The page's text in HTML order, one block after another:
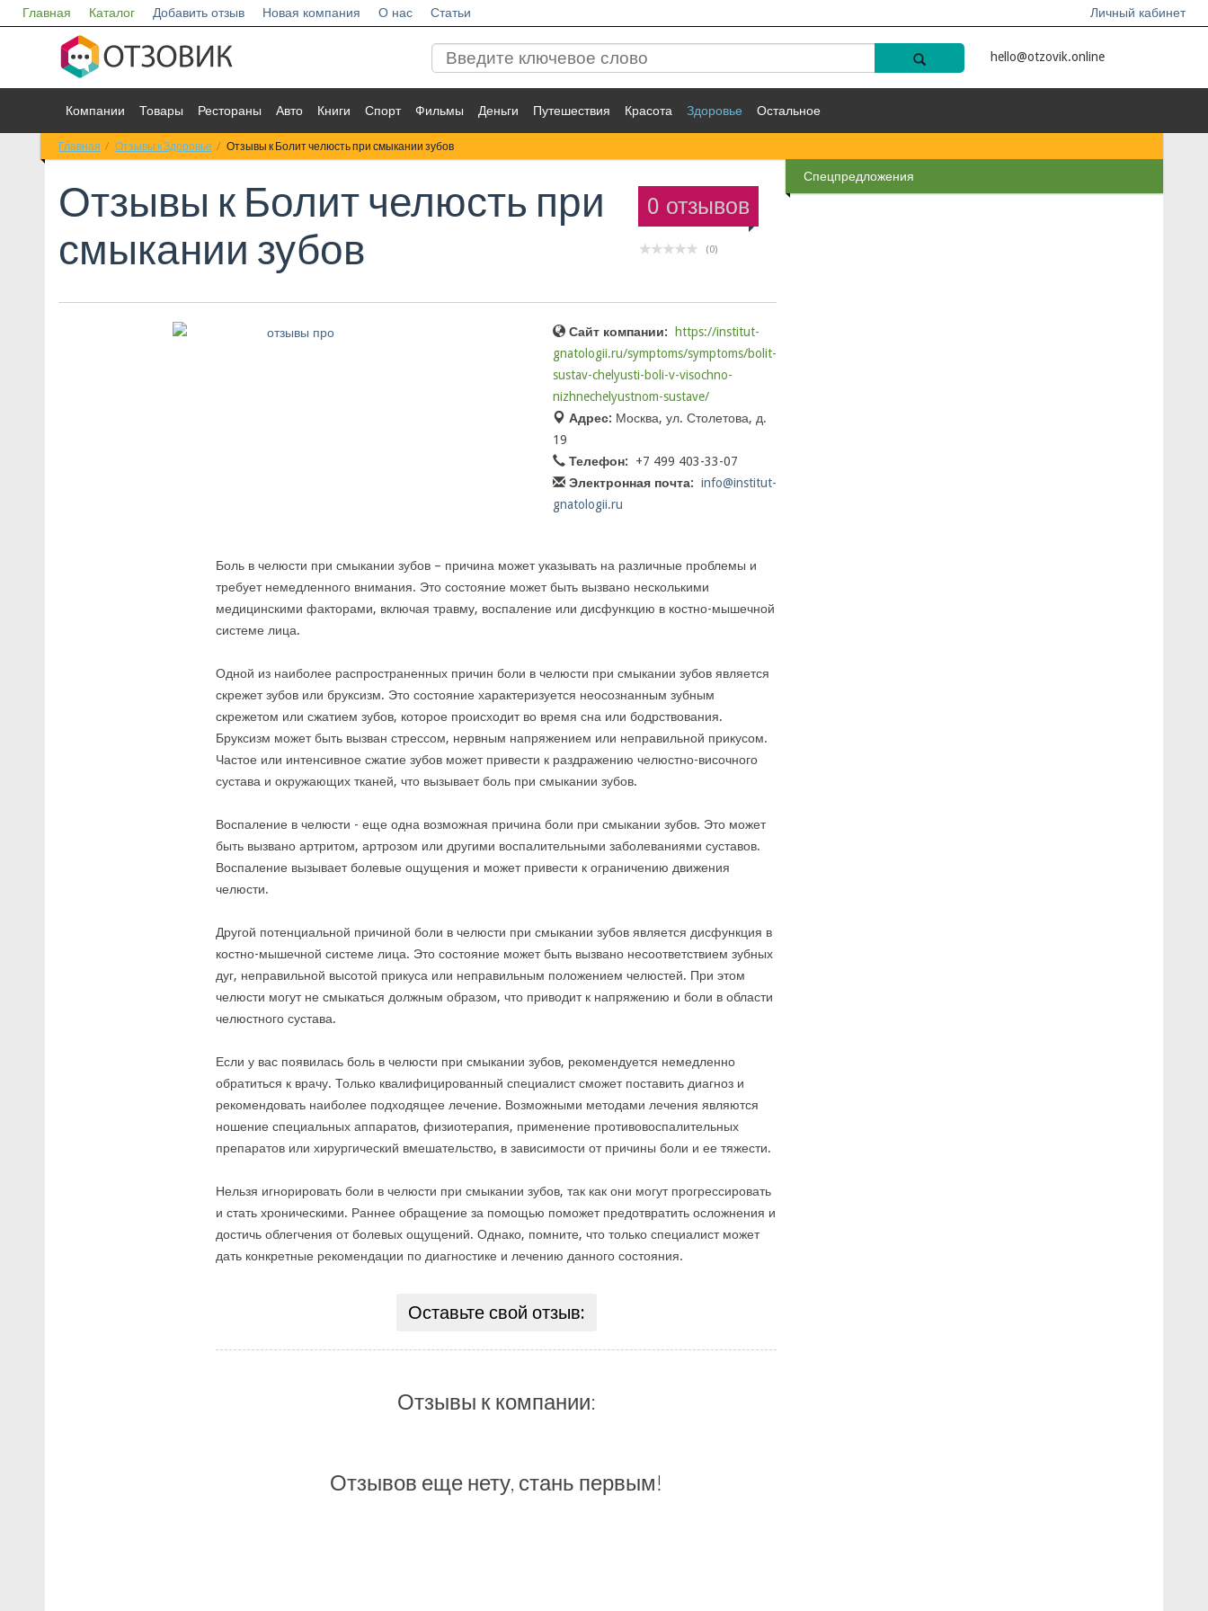
Главная Каталог Добавить отзыв Новая компания О нас Статьи Личный кабинет
hello@otzovik.online
Компании Товары Рестораны Авто Книги Спорт Фильмы Деньги Путешествия Красота Здоровье Остальное
Главная Отзывы к Здоровье Отзывы к Болит челюсть при смыкании зубов
0 отзывов
(0)
Отзывы к Болит челюсть при
смыкании зубов
Сайт компании:
https://institut-
gnatologii.ru/symptoms/symptoms/bolit-
sustav-chelyusti-boli-v-visochno-
nizhnechelyustnom-sustave/
Адрес: Москва, ул. Столетова, д.
19
Телефон:
+7 499 403-33-07
Электронная почта: info@institut-
gnatologii.ru
Боль в челюсти при смыкании зубов – причина может указывать на различные проблемы и
требует немедленного внимания. Это состояние может быть вызвано несколькими
медицинскими факторами, включая травму, воспаление или дисфункцию в костно-мышечной
системе лица.
Одной из наиболее распространенных причин боли в челюсти при смыкании зубов является
скрежет зубов или бруксизм. Это состояние характеризуется неосознанным зубным
скрежетом или сжатием зубов, которое происходит во время сна или бодрствования.
Бруксизм может быть вызван стрессом, нервным напряжением или неправильной прикусом.
Частое или интенсивное сжатие зубов может привести к раздражению челюстно-височного
сустава и окружающих тканей, что вызывает боль при смыкании зубов.
Воспаление в челюсти - еще одна возможная причина боли при смыкании зубов. Это может
быть вызвано артритом, артрозом или другими воспалительными заболеваниями суставов.
Воспаление вызывает болевые ощущения и может привести к ограничению движения
челюсти.
Другой потенциальной причиной боли в челюсти при смыкании зубов является дисфункция в
костно-мышечной системе лица. Это состояние может быть вызвано несоответствием зубных
дуг, неправильной высотой прикуса или неправильным положением челюстей. При этом
челюсти могут не смыкаться должным образом, что приводит к напряжению и боли в области
челюстного сустава.
Если у вас появилась боль в челюсти при смыкании зубов, рекомендуется немедленно
обратиться к врачу. Только квалифицированный специалист сможет поставить диагноз и
рекомендовать наиболее подходящее лечение. Возможными методами лечения являются
ношение специальных аппаратов, физиотерапия, применение противовоспалительных
препаратов или хирургический вмешательство, в зависимости от причины боли и ее тяжести.
Нельзя игнорировать боли в челюсти при смыкании зубов, так как они могут прогрессировать
и стать хроническими. Раннее обращение за помощью поможет предотвратить осложнения и
достичь облегчения от болевых ощущений. Однако, помните, что только специалист может
дать конкретные рекомендации по диагностике и лечению данного состояния.
Оставьте свой отзыв:
Отзывы к компании:
Отзывов еще нету, стань первым!
Спецпредложения